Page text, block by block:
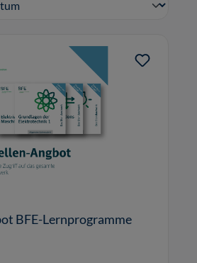
BFE-Lernprogramme